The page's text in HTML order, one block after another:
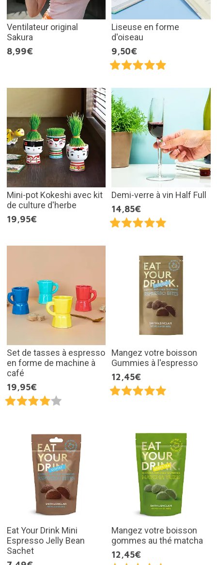
Ventilateur original
Sakura
8,99€
Liseuse en forme
d'oiseau
9,50€
Mini-pot Kokeshi avec kit
de culture d'herbe
19,95€
Demi-verre à vin Half Full
14,85€
Set de tasses à espresso
en forme de machine à
café
19,95€
Mangez votre boisson
Gummies à l'espresso
12,45€
Eat Your Drink Mini
Espresso Jelly Bean
Sachet
Mangez votre boisson
gommes au thé matcha
12,45€